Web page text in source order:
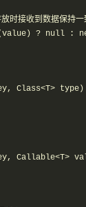
到数据保持一致
? null : new
Class<T> type)
Callable<T>